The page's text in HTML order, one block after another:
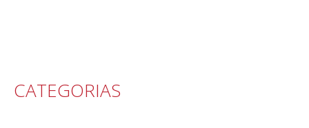
CATEGORIAS